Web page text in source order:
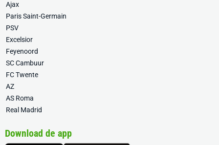
Ajax
Paris Saint-Germain
PSV
Excelsior
Feyenoord
SC Cambuur
FC Twente
AZ
AS Roma
Real Madrid
Download de app